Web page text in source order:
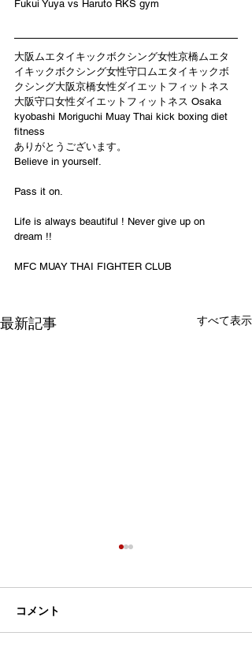
Fukui Yuya vs Haruto RKS gym
大阪ムエタイキックボクシング女性京橋ムエタ
イキックボクシング女性守口ムエタイキックボ
クシング大阪京橋女性ダイエットフィットネス
大阪守口女性ダイエットフィットネス Osaka
kyobashi Moriguchi Muay Thai kick boxing diet
fitness
ありがとうございます。
Believe in yourself.
Pass it on.
Life is always beautiful ! Never give up on
dream !!
MFC MUAY THAI FIGHTER CLUB
最新記事 すべて表示
コメント